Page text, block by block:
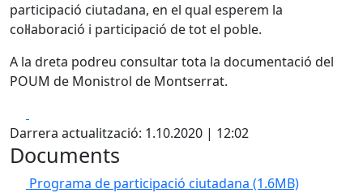
participació ciutadana, en el qual esperem la
col·laboració i participació de tot el poble.
A la dreta podreu consultar tota la documentació del
POUM de Monistrol de Montserrat.
Darrera actualització: 1.10.2020 | 12:02
Documents
Programa de participació ciutadana (1.6MB)